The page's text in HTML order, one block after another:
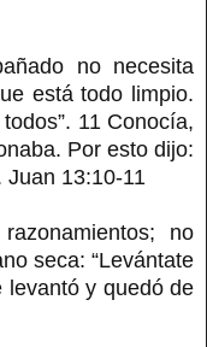
no necesita
está todo limpio.
11 Conocía,
Por esto dijo:
Juan 13:10-11
no
seca: “Levántate
levantó y quedó de